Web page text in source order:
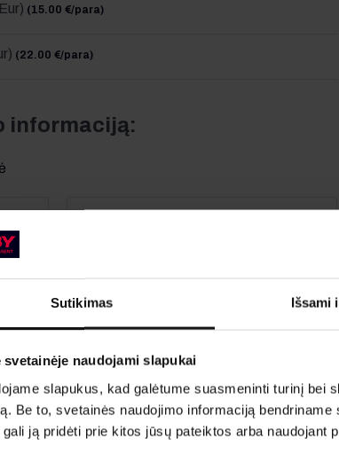
Sutikimas Išsami
svetainėje naudojami slapukai
slapukus, kad galėtume suasmeninti turinį
Be to, svetainės naudojimo informaciją
gali ją pridėti prie kitos jūsų pateiktos arba naudojant
(15.00 €/para)
(22.00 €/para)
informaciją: